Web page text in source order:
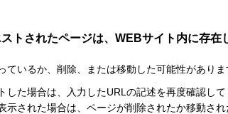
トされたページは、WEBサイト内に存在
いるか、削除、または移動した可能性がありま
した場合は、入力したURLの記述を再度確認して
示された場合は、ページが削除されたか移動さ